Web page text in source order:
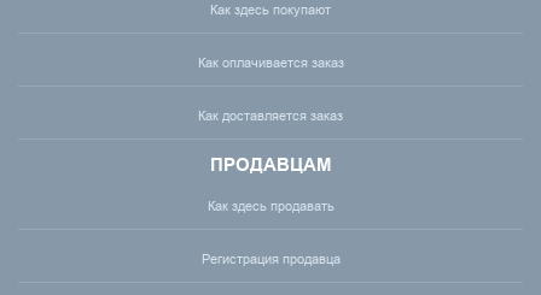
Как здесь покупают
Как оплачивается заказ
Как доставляется заказ
ПРОДАВЦАМ
Как здесь продавать
Регистрация продавца